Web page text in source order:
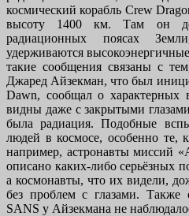
космический корабль Crew
высоту 1400 км. Там он
радиационных поясах
удерживаются
такие сообщения связаны с
Джаред Айзекман, что был
Dawn, сообщал о
видны даже с закрытыми
была радиация. Подобные
людей в космосе, особенно те,
например, астронавты миссий
описано каких-либо серьёзных
а космонавты, что их видели,
без проблем с глазами. Также
SANS у Айзекмана не